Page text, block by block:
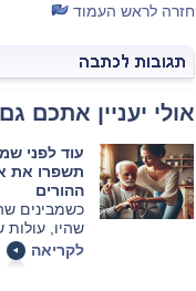
חזרה לראש העמוד
אולי יעניין אתכם
עוד לפני
תשפרו את
ההורים
כשמבינים
שהיו,
לעזור מבלי
איכות
לקריאה